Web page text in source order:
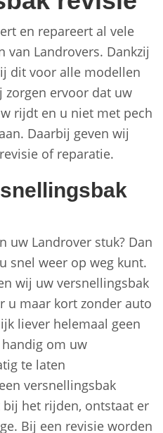
en repareert al vele
van Landrovers. Dankzij
dit voor alle modellen
zorgen ervoor dat uw
rijdt en u niet met pech
Daarbij geven wij
of reparatie.
uw Landrover stuk? Dan
snel weer op weg kunt.
wij uw versnellingsbak
u maar kort zonder auto
liever helemaal geen
om uw
te laten
versnellingsbak
het rijden, ontstaat er
Bij een revisie worden